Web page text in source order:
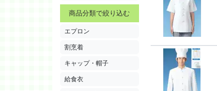
商品分類で絞り込む
エプロン
割烹着
キャップ・帽子
給食衣